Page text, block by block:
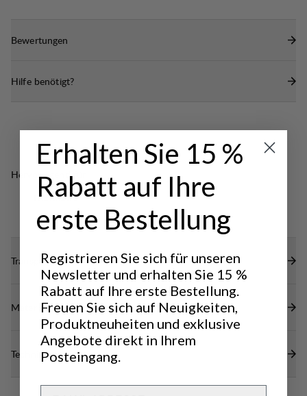
Eine Reißverschlusstasche am Oberschenkel mit
Wasser- und schmutzabweisende DWR-
Bewertungen
Hilfe benötigt?
Hervorragend für
CLASSIC
TREKKING
Transparenz
Materialien
Technische Daten
Erhalten Sie 15 %
Rabatt auf Ihre
erste Bestellung
Registrieren Sie sich für unseren
Newsletter und erhalten Sie 15 %
Rabatt auf Ihre erste Bestellung.
Freuen Sie sich auf Neuigkeiten,
Produktneuheiten und exklusive
Angebote direkt in Ihrem
Posteingang.